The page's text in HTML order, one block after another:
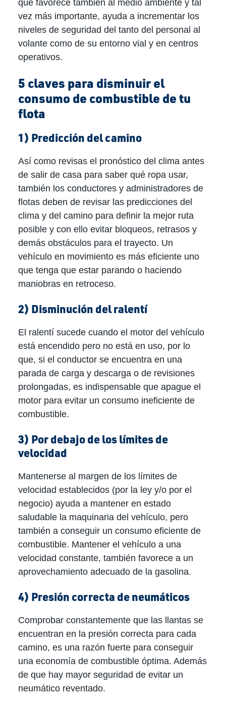
que favorece también al medio ambiente y tal
vez más importante, ayuda a incrementar los
niveles de seguridad del tanto del personal al
volante como de su entorno vial y en centros
operativos.
5 claves para disminuir el
consumo de combustible de tu
flota
1) Predicción del camino
Así como revisas el pronóstico del clima antes
de salir de casa para saber qué ropa usar,
también los conductores y administradores de
flotas deben de revisar las predicciones del
clima y del camino para definir la mejor ruta
posible y con ello evitar bloqueos, retrasos y
demás obstáculos para el trayecto. Un
vehículo en movimiento es más eficiente uno
que tenga que estar parando o haciendo
maniobras en retroceso.
2) Disminución del ralentí
El ralentí sucede cuando el motor del vehículo
está encendido pero no está en uso, por lo
que, si el conductor se encuentra en una
parada de carga y descarga o de revisiones
prolongadas, es indispensable que apague el
motor para evitar un consumo ineficiente de
combustible.
3) Por debajo de los límites de
velocidad
Mantenerse al margen de los límites de
velocidad establecidos (por la ley y/o por el
negocio) ayuda a mantener en estado
saludable la maquinaria del vehículo, pero
también a conseguir un consumo eficiente de
combustible. Mantener el vehículo a una
velocidad constante, también favorece a un
aprovechamiento adecuado de la gasolina.
4) Presión correcta de neumáticos
Comprobar constantemente que las llantas se
encuentran en la presión correcta para cada
camino, es una razón fuerte para conseguir
una economía de combustible óptima. Además
de que hay mayor seguridad de evitar un
neumático reventado.